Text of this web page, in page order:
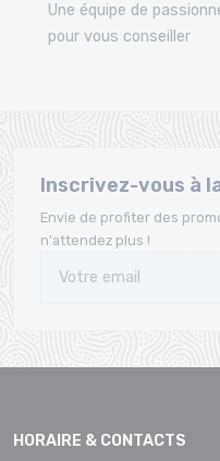
Une équipe de
pour vous conseiller
Inscrivez-vous à
Envie de profiter des
n'attendez plus !
HORAIRE & CONTACTS